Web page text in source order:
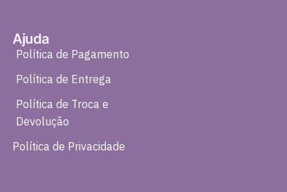
Ajuda
Política de Pagamento
Política de Entrega
Política de Troca e
Devolução
Política de Privacidade